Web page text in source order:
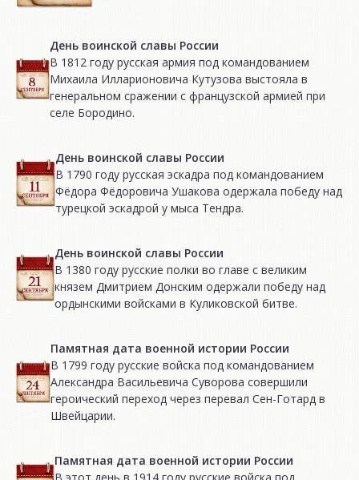
День воинской славы России
В 1812 году русская армия под командованием
Михаила Илларионовича Кутузова выстояла в
генеральном сражении с французской армией при
селе Бородино.
День воинской славы России
В 1790 году русская эскадра под командованием
Фёдора Фёдоровича Ушакова одержала победу над
турецкой эскадрой у мыса Тендра.
День воинской славы России
В 1380 году русские полки во главе с великим
князем Дмитрием Донским одержали победу над
ордынскими войсками в Куликовской битве.
Памятная дата военной истории России
В 1799 году русские войска под командованием
Александра Васильевича Суворова совершили
героический переход через перевал Сен-Готард в
Швейцарии.
Памятная дата военной истории России